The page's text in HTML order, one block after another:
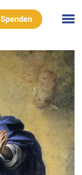
Spenden